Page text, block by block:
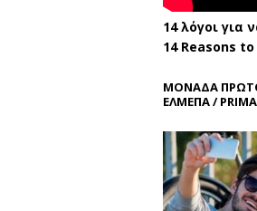
14 λόγοι για
14 Reasons
ΜΟΝΑΔΑ
ΕΛΜΕΠΑ /